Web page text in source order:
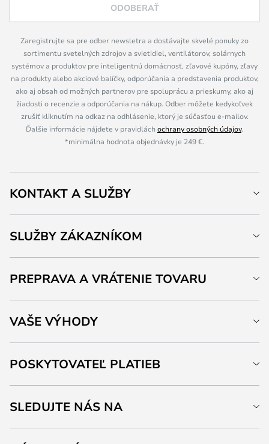
ODOBERAŤ
Zaregistrujte sa pre odber newsletra a dostávajte skvelé ponuky zo
sortimentu svetelných zdrojov a svietidiel, ventilátorov, solárnych
systémov a produktov pre inteligentnú domácnosť, zľavové kupóny, zľavy
na produkty alebo akciové balíčky, odporúčania a predstavenia produktov,
ako aj obsah od možných partnerov pre spoluprácu a prieskumy, ako aj
žiadosti o recenzie a odporúčania na nákup. Odber môžete kedykoľvek
zrušiť kliknutím na odkaz na odhlásenie, ktorý je súčasťou e-mailov.
Ďalšie informácie nájdete v pravidláchochrany osobných údajov.
*minimálna hodnota objednávky je 249 €.
KONTAKT A SLUŽBY
SLUŽBY ZÁKAZNÍKOM
PREPRAVA A VRÁTENIE TOVARU
VAŠE VÝHODY
POSKYTOVATEĽ PLATIEB
SLEDUJTE NÁS NA